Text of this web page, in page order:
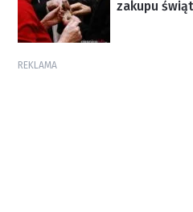
zakupu
REKLAMA